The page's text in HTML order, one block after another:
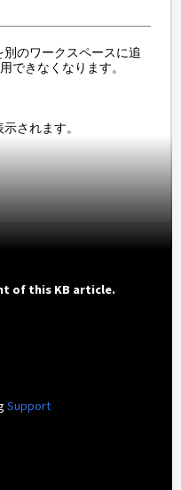
のワークスペースに追
できなくなります。
されます。
of this KB article.
Support